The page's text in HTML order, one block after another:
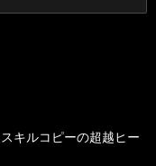
キルコピーの超越ヒー